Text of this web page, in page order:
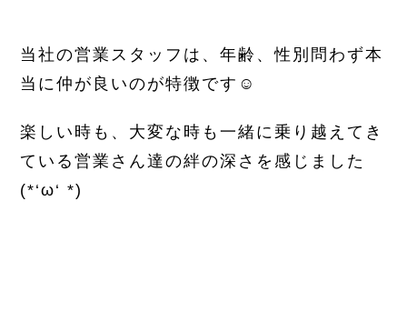
当社の営業スタッフは、年齢、性別問わず本
当に仲が良いのが特徴です☺
楽しい時も、大変な時も一緒に乗り越えてき
ている営業さん達の絆の深さを感じました
(*‘ω‘ *)